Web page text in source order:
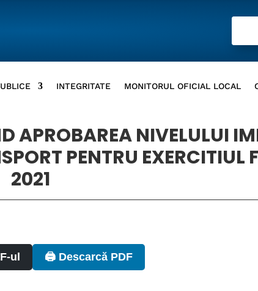
INTEGRITATE MONITORUL OFICIAL LOCAL
APROBAREA NIVELULUI
PENTRU EXERCITIUL
2021
ul 🖨️ Descarcă PDF